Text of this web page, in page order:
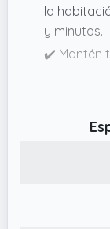
la
y minutos.
✔️ Mantén
AA (no
y
✔️ No hay
dañar tus
nuestro